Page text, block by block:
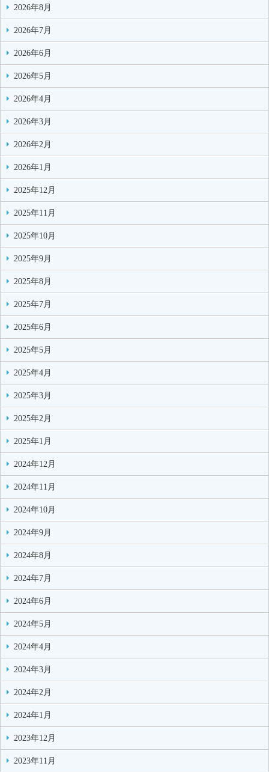
2026年8月
2026年7月
2026年6月
2026年5月
2026年4月
2026年3月
2026年2月
2026年1月
2025年12月
2025年11月
2025年10月
2025年9月
2025年8月
2025年7月
2025年6月
2025年5月
2025年4月
2025年3月
2025年2月
2025年1月
2024年12月
2024年11月
2024年10月
2024年9月
2024年8月
2024年7月
2024年6月
2024年5月
2024年4月
2024年3月
2024年2月
2024年1月
2023年12月
2023年11月